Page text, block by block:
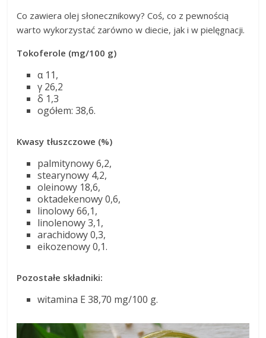
Co zawiera olej słonecznikowy? Coś, co z pewnością
warto wykorzystać zarówno w diecie, jak i w pielęgnacji.
Tokoferole (mg/100 g)
α 11,
γ 26,2
δ 1,3
ogółem: 38,6.
Kwasy tłuszczowe (%)
palmitynowy 6,2,
stearynowy 4,2,
oleinowy 18,6,
oktadekenowy 0,6,
linolowy 66,1,
linolenowy 3,1,
arachidowy 0,3,
eikozenowy 0,1.
Pozostałe składniki:
witamina E 38,70 mg/100 g.